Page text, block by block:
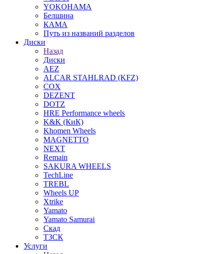
YOKOHAMA
Белшина
КАМА
Путь из названий разделов
Диски
Назад
Диски
AEZ
ALCAR STAHLRAD (KFZ)
COX
DEZENT
DOTZ
HRE Performance wheels
K&K (КиК)
Khomen Wheels
MAGNETTO
NEXT
Remain
SAKURA WHEELS
TechLine
TREBL
Wheels UP
Xtrike
Yamato
Yamato Samurai
Скад
ТЗСК
Услуги